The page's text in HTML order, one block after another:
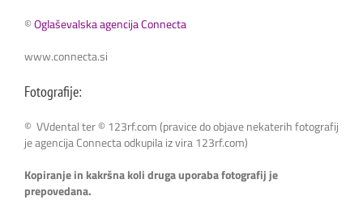
©Oglaševalska agencijaConnecta
www.connecta.si
Fotografije:
© VVdental ter © 123rf.com (pravice do objave nekaterih fotografij
je agencija Connecta odkupila iz vira 123rf.com)
Kopiranje in kakršna koli druga uporaba fotografij je
prepovedana.